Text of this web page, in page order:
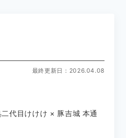
最終更新日：2026.04.08
代目けけけ × 豚吉城 本通